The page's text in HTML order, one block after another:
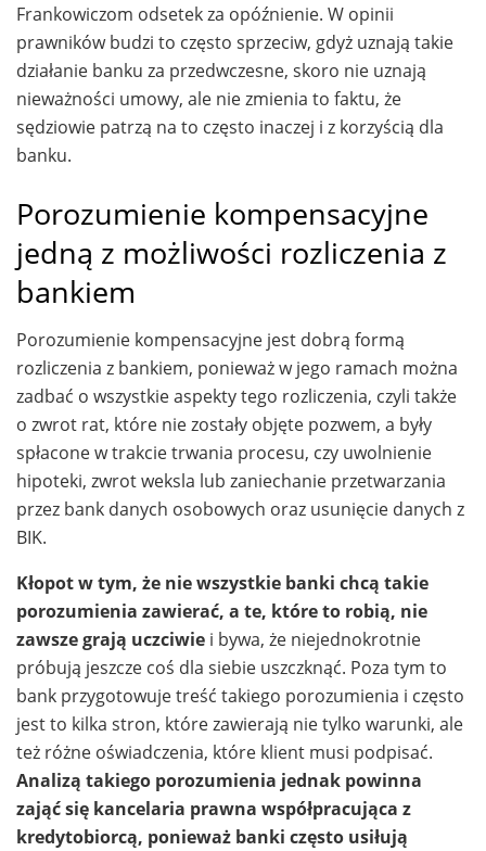
Frankowiczom odsetek za opóźnienie. W opinii
prawników budzi to często sprzeciw, gdyż uznają takie
działanie banku za przedwczesne, skoro nie uznają
nieważności umowy, ale nie zmienia to faktu, że
sędziowie patrzą na to często inaczej i z korzyścią dla
banku.
Porozumienie kompensacyjne
jedną z możliwości rozliczenia z
bankiem
Porozumienie kompensacyjne jest dobrą formą
rozliczenia z bankiem, ponieważ w jego ramach można
zadbać o wszystkie aspekty tego rozliczenia, czyli także
o zwrot rat, które nie zostały objęte pozwem, a były
spłacone w trakcie trwania procesu, czy uwolnienie
hipoteki, zwrot weksla lub zaniechanie przetwarzania
przez bank danych osobowych oraz usunięcie danych z
BIK.
Kłopot w tym, że nie wszystkie banki chcą takie
porozumienia zawierać, a te, które to robią, nie
zawsze grają uczciwie i bywa, że niejednokrotnie
próbują jeszcze coś dla siebie uszczknąć. Poza tym to
bank przygotowuje treść takiego porozumienia i często
jest to kilka stron, które zawierają nie tylko warunki, ale
też różne oświadczenia, które klient musi podpisać.
Analizą takiego porozumienia jednak powinna
zająć się kancelaria prawna współpracująca z
kredytobiorcą, ponieważ banki często usiłują